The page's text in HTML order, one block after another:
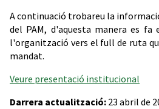
A continuació trobareu la
del PAM, d'aquesta manera es
l'organització vers el full de ruta
mandat.
Veure presentació institucional
Darrera actualització: 23 abril de